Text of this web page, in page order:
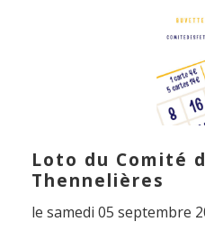
Loto du Comité
Thennelières
le samedi 05 septembre